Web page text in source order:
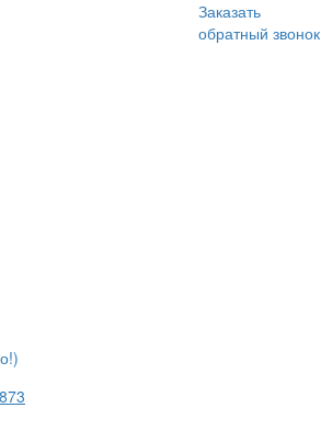
Заказать
обратный звонок